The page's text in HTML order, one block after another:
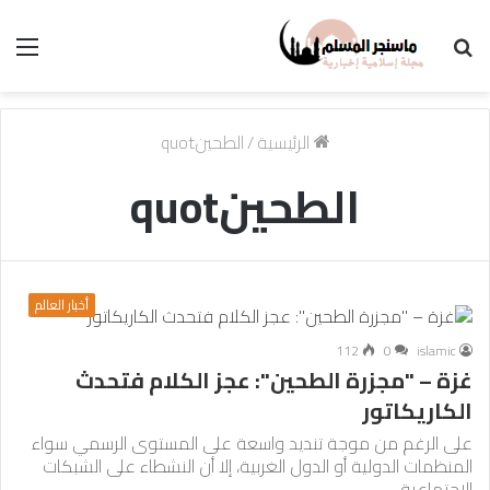
الرئيسية/الطحينquot
الطحينquot
أخبار العالم
islamic
0
112
غزة – "مجزرة الطحين": عجز الكلام فتحدث
الكاريكاتور
على الرغم من موجة تنديد واسعة على المستوى الرسمي سواء
المنظمات الدولية أو الدول الغربية، إلا أن النشطاء على الشبكات